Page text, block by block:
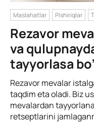
Maslahatlar Pishiriqlar
Rezavor
va
tayyorlasa
Rezavor mevalar
taqdim eta oladi. Biz
mevalardan
retseptlarini